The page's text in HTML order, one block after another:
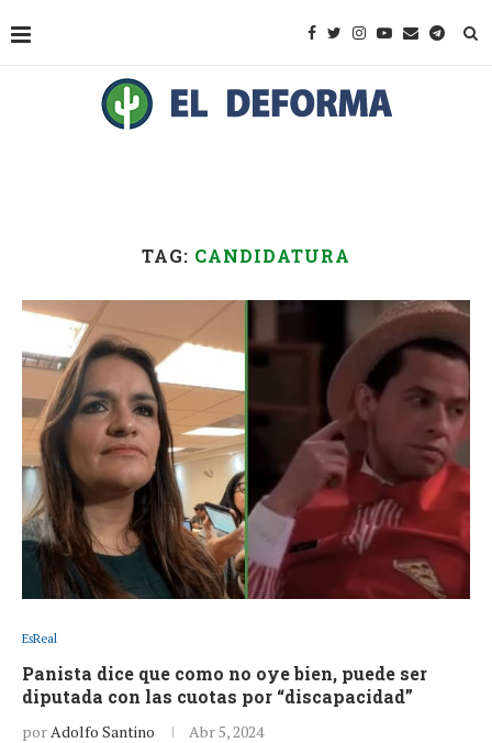
TAG: CANDIDATURA
EsReal
Panista dice que como no oye bien, puede ser
diputada con las cuotas por “discapacidad”
porAdolfo Santino Abr 5, 2024